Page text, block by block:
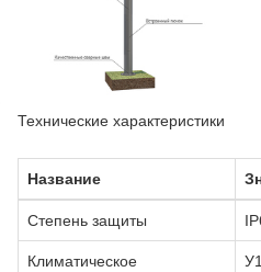
Технические характеристики
Название
Степень защиты
Климатическое
У1